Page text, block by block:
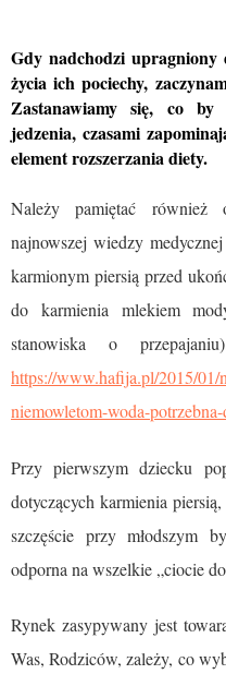
Gdy nadchodzi upragniony
życia ich pociechy,
Zastanawiamy się, co by
jedzenia, czasami
element rozszerzania diety.
Należy pamiętać
najnowszej wiedzy
karmionym piersią przed
do karmienia mlekiem
stanowiska o
https://www.hafija.pl/2015/01/
niemowletom-woda-
Przy pierwszym dziecku
dotyczących karmienia
szczęście przy młodszym
odporna na wszelkie „ciocie
Rynek zasypywany jest
Was, Rodziców, zależy, co